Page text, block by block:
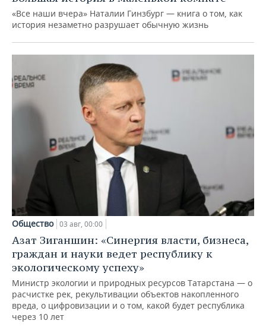
«Все наши вчера» Наталии Гинзбург — книга о том, как
история незаметно разрушает обычную жизнь
Общество 03 авг, 00:00
Азат Зиганшин: «Синергия власти, бизнеса,
граждан и науки ведет республику к
экологическому успеху»
Министр экологии и природных ресурсов Татарстана — о
расчистке рек, рекультивации объектов накопленного
вреда, о цифровизации и о том, какой будет республика
через 10 лет